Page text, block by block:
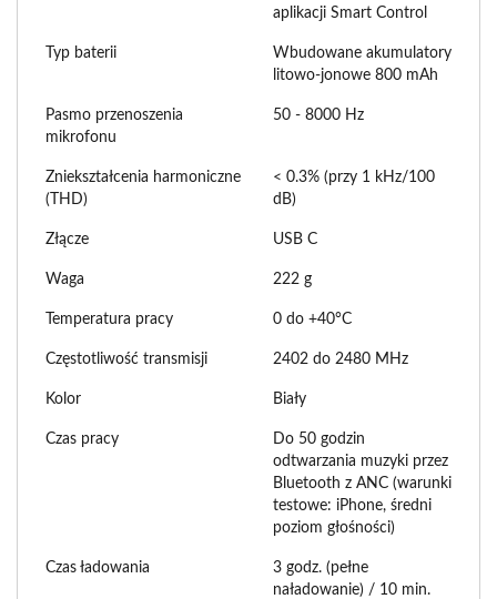
aplikacji Smart Control
Typ baterii
Wbudowane akumulatory
litowo-jonowe 800 mAh
Pasmo przenoszenia
mikrofonu
50 - 8000 Hz
Zniekształcenia harmoniczne
(THD)
< 0.3% (przy 1 kHz/100
dB)
Złącze USB C
Waga 222 g
Temperatura pracy 0 do +40°C
Częstotliwość transmisji 2402 do 2480 MHz
Kolor Biały
Czas pracy
Do 50 godzin
odtwarzania muzyki przez
Bluetooth z ANC (warunki
testowe: iPhone, średni
poziom głośności)
Czas ładowania
3 godz. (pełne
naładowanie) / 10 min.